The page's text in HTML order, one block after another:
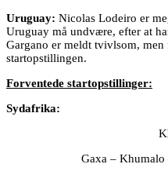
Uruguay: Nicolas Lodeiro er
Uruguay må undvære, efter at
Gargano er meldt tvivlsom,
startopstillingen.
Forventede startopstillinger:
Sydafrika:
Gaxa –